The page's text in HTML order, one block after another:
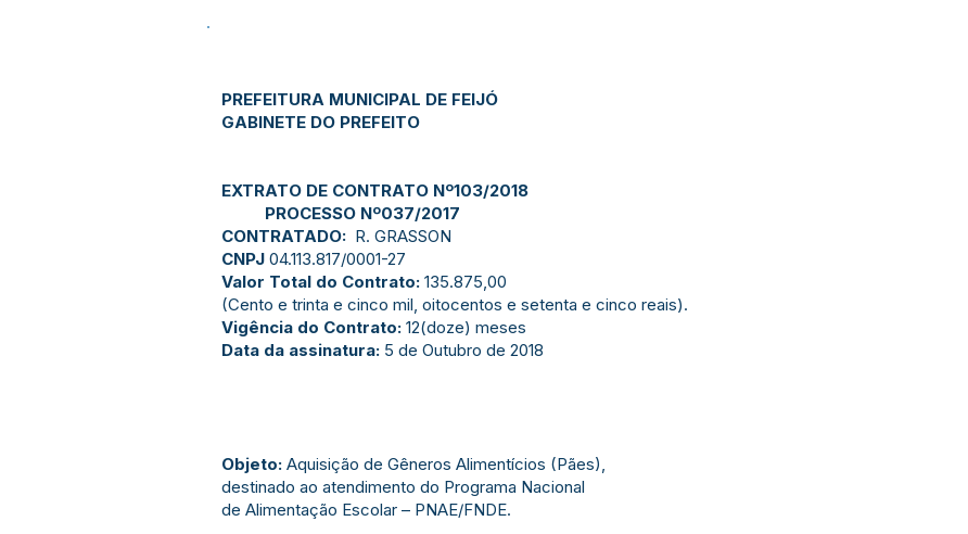
PREFEITURA MUNICIPAL DE FEIJÓ
GABINETE DO PREFEITO
EXTRATO DE CONTRATO Nº103/2018
PROCESSO Nº037/2017
CONTRATADO: R. GRASSON
CNPJ 04.113.817/0001-27
Valor Total do Contrato: 135.875,00
(Cento e trinta e cinco mil, oitocentos e setenta e cinco reais).
Vigência do Contrato: 12(doze) meses
Data da assinatura: 5 de Outubro de 2018
Objeto: Aquisição de Gêneros Alimentícios (Pães),
destinado ao atendimento do Programa Nacional
de Alimentação Escolar – PNAE/FNDE.